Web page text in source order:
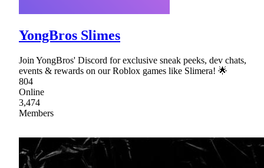
YongBros Slimes
Join YongBros' Discord for exclusive sneak peeks, dev chats,
events & rewards on our Roblox games like Slimera! 🌟
804
Online
3,474
Members